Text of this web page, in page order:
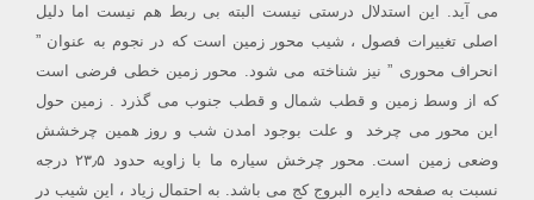
می آید. این استدلال درستی نیست البته بی ربط هم نیست اما دلیل
اصلی تغییرات فصول ، شیب محور زمین است که در نجوم به عنوان ”
انحراف محوری ” نیز شناخته می شود. محور زمین خطی فرضی است
که از وسط زمین و قطب شمال و قطب جنوب می گذرد . زمین حول
این محور می چرخد و علت بوجود امدن شب و روز همین چرخشش
وضعی زمین است. محور چرخش سیاره ما با زاویه حدود ۲۳٫۵ درجه
نسبت به صفحه دایره البروج کج می باشد. به احتمال زیاد ، این شیب در